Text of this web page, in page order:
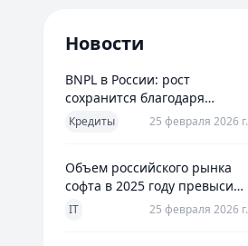
Новости
BNPL в России: рост
сохранится благодаря
новым сценариям
использования
Кредиты 25 февраля 2026 г.
Объем российского рынка
софта в 2025 году превысил
800 млрд рублей
IT 25 февраля 2026 г.